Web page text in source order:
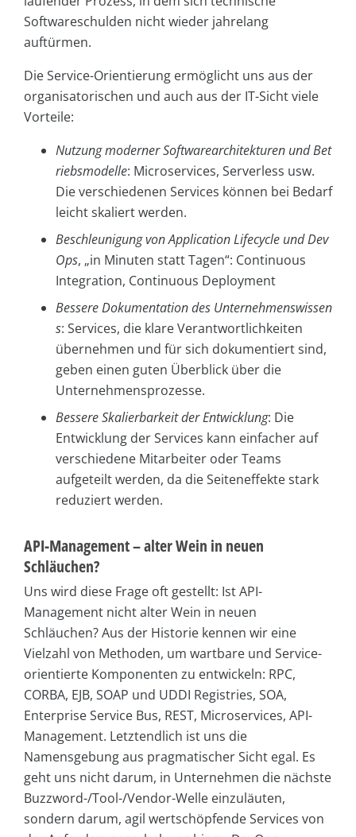
Softwareschulden nicht wieder jahrelang
auftürmen.
Die Service-Orientierung ermöglicht uns aus der
organisatorischen und auch aus der IT-Sicht viele
Vorteile:
Nutzung moderner Softwarearchitekturen und Bet
riebsmodelle: Microservices, Serverless usw.
Die verschiedenen Services können bei Bedarf
leicht skaliert werden.
Beschleunigung von Application Lifecycle und Dev
Ops, „in Minuten statt Tagen“: Continuous
Integration, Continuous Deployment
Bessere Dokumentation des Unternehmenswissen
s: Services, die klare Verantwortlichkeiten
übernehmen und für sich dokumentiert sind,
geben einen guten Überblick über die
Unternehmensprozesse.
Bessere Skalierbarkeit der Entwicklung: Die
Entwicklung der Services kann einfacher auf
verschiedene Mitarbeiter oder Teams
aufgeteilt werden, da die Seiteneffekte stark
reduziert werden.
API-Management – alter Wein in neuen
Schläuchen?
Uns wird diese Frage oft gestellt: Ist API-
Management nicht alter Wein in neuen
Schläuchen? Aus der Historie kennen wir eine
Vielzahl von Methoden, um wartbare und Service-
orientierte Komponenten zu entwickeln: RPC,
CORBA, EJB, SOAP und UDDI Registries, SOA,
Enterprise Service Bus, REST, Microservices, API-
Management. Letztendlich ist uns die
Namensgebung aus pragmatischer Sicht egal. Es
geht uns nicht darum, in Unternehmen die nächste
Buzzword-/Tool-/Vendor-Welle einzuläuten,
sondern darum, agil wertschöpfende Services von